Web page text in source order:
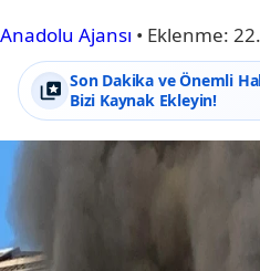
Anadolu Ajansı • Eklenme:
Son Dakika ve Önemli
Bizi Kaynak Ekleyin!